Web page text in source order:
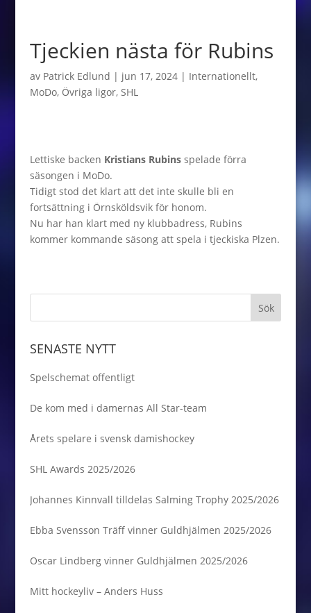
Tjeckien nästa för Rubins
av Patrick Edlund | jun 17, 2024| Internationellt,
MoDo, Övriga ligor, SHL
Lettiske backen Kristians Rubinsspelade förra
säsongen i MoDo.
Tidigt stod det klart att det inte skulle bli en
fortsättning i Örnsköldsvik för honom.
Nu har han klart med ny klubbadress, Rubins
kommer kommande säsong att spela i tjeckiska Plzen.
SENASTE NYTT
Spelschemat offentligt
De kom med i damernas All Star-team
Årets spelare i svensk damishockey
SHL Awards 2025/2026
Johannes Kinnvall tilldelas Salming Trophy 2025/2026
Ebba Svensson Träff vinner Guldhjälmen 2025/2026
Oscar Lindberg vinner Guldhjälmen 2025/2026
Mitt hockeyliv – Anders Huss